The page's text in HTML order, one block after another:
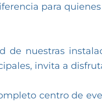
para
de nuestras
invita a
centro de